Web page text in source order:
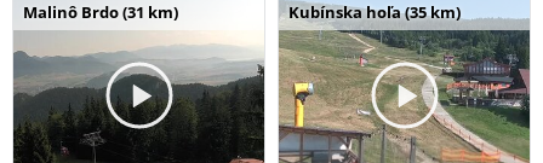
Malinô Brdo (31 km) Kubínska hoľa (35 km)